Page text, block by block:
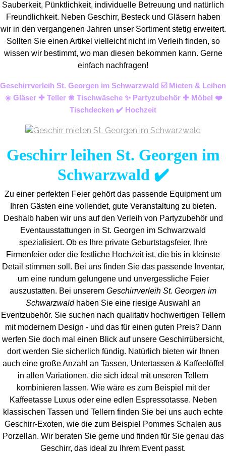
Sauberkeit, Pünktlichkeit, individuelle Betreuung und natürlich
Freundlichkeit. Neben Geschirr, Besteck und Gläsern haben
wir in den vergangenen Jahren unser Sortiment stetig erweitert.
Sollten Sie einen Artikel vielleicht nicht im Verleih finden, so
wissen wir bestimmt, wo man diesen bekommen kann. Gerne
einfach nachfragen!
Geschirrverleih St. Georgen im Schwarzwald ☑️ Mieten & Leihen
☀️ Gläser ✚ Teller ❀ Tischwäsche ✨ Partyzubehör ✚ Möbel ❤️
Tischdecken ✔️ Hochzeit
Geschirr leihen St. Georgen im
Schwarzwald ✔️
Zu einer perfekten Feier gehört das passende Equipment um
Ihren Gästen eine vollendet, gute Veranstaltung zu bieten.
Deshalb haben wir uns auf den Verleih von Partyzubehör und
Eventausstattungen in St. Georgen im Schwarzwald
spezialisiert. Ob es Ihre private Geburtstagsfeier, Ihre
Firmenfeier oder die festliche Hochzeit ist, die bis in kleinste
Detail stimmen soll. Bei uns finden Sie das passende Inventar,
um eine rundum gelungene und unvergessliche Feier
auszustatten. Bei unserem Geschirrverleih St. Georgen im
Schwarzwaldhaben Sie eine riesige Auswahl an
Eventzubehör. Sie suchen nach qualitativ hochwertigen Tellern
mit modernem Design - und das für einen guten Preis? Dann
werfen Sie doch mal einen Blick auf unsere Geschirrübersicht,
dort werden Sie sicherlich fündig. Natürlich bieten wir Ihnen
auch eine große Anzahl an Tassen, Untertassen & Kaffeelöffel
in allen Variationen, die sich ideal mit unseren Tellern
kombinieren lassen. Wie wäre es zum Beispiel mit der
Kaffeetasse Luxus oder eine edlen Espressotasse. Neben
klassischen Tassen und Tellern finden Sie bei uns auch echte
Geschirr-Exoten, wie die zum Beispiel Pommes Schalen aus
Porzellan. Wir beraten Sie gerne und finden für Sie genau das
Geschirr, das ideal zu Ihrem Event passt.